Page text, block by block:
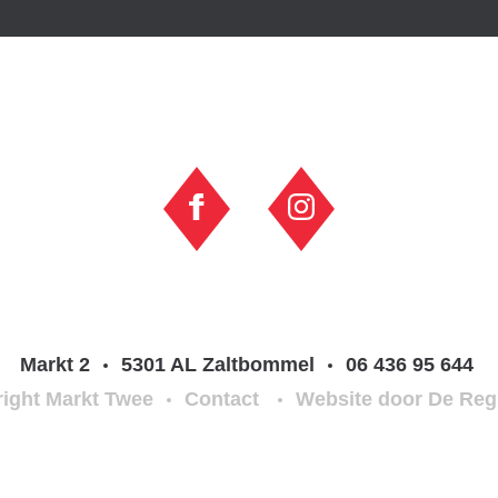
Markt 2 5301 AL Zaltbommel
06 436 95 644
Markt Twee
Contact Website door De